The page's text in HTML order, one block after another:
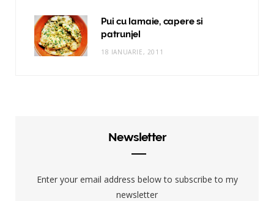
Pui cu lamaie, capere si
patrunjel
18 IANUARIE, 2011
Newsletter
Enter your email address below to subscribe to my
newsletter